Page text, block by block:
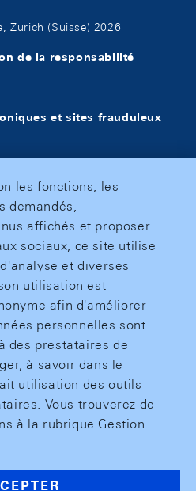
Zurich (Suisse) 2026
de la responsabilité
et sites frauduleux
les fonctions, les
demandés,
affichés et proposer
sociaux, ce site utilise
et diverses
utilisation est
afin d'améliorer
personnelles sont
des prestataires de
à savoir dans le
utilisation des outils
Vous trouverez de
à la rubrique Gestion